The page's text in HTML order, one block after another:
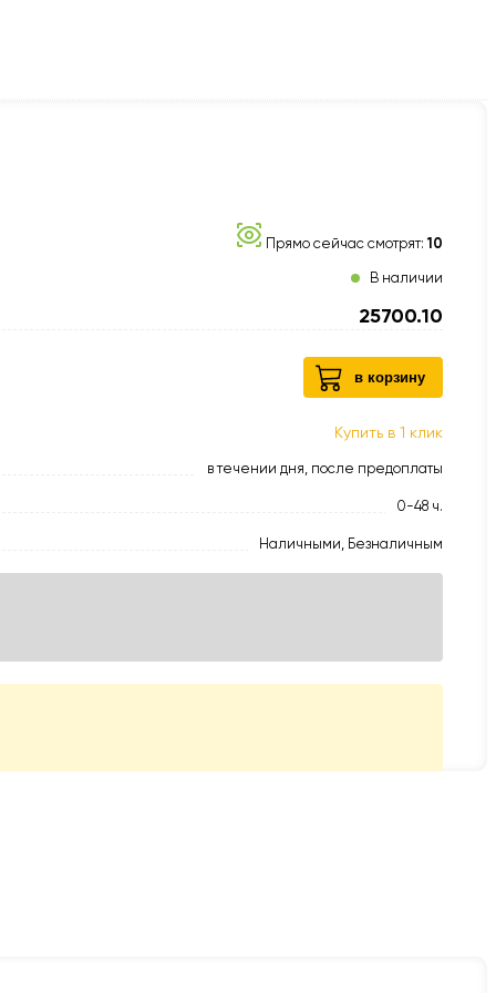
Прямо сейчас смотрят:10
В наличии
25700.10
в корзину
Купить в 1 клик
в течении дня, после предоплаты
0-48 ч.
Наличными, Безналичным